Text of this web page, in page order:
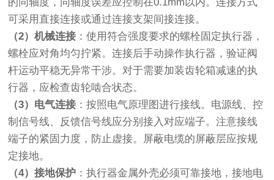
的同轴度，同轴度误差应控制在0.1mm以内。连接方式
可采用直接连接或通过连接支架间接连接。
（2）机械连接 ：使用符合强度要求的螺栓固定执行器，
螺栓应对角均匀拧紧。连接后手动操作执行器，验证阀
杆运动平稳无异常干涉。对于需要加装齿轮箱减速的执
行器，应检查齿轮啮合状态。
（3）电气连接 ：按照电气原理图进行接线。电源线、控
制信号线、反馈信号线应分别接入对应端子。注意接线
端子的紧固力度，防止虚接。屏蔽电缆的屏蔽层应按规
定接地。
（4）接地保护 ：执行器金属外壳必须可靠接地，接地电